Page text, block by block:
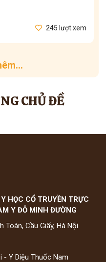
245 lượt xem
CHỦ ĐỀ
HỌC CỔ TRUYỀN TRỰC
Y ĐỖ MINH ĐƯỜNG
Toàn, Cầu Giấy, Hà Nội
- Y Diệu Thuốc Nam